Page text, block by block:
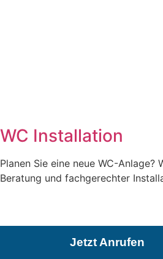
WC Installation
Planen Sie eine neue WC-Anlage?
Beratung und fachgerechter
Jetzt Anrufen